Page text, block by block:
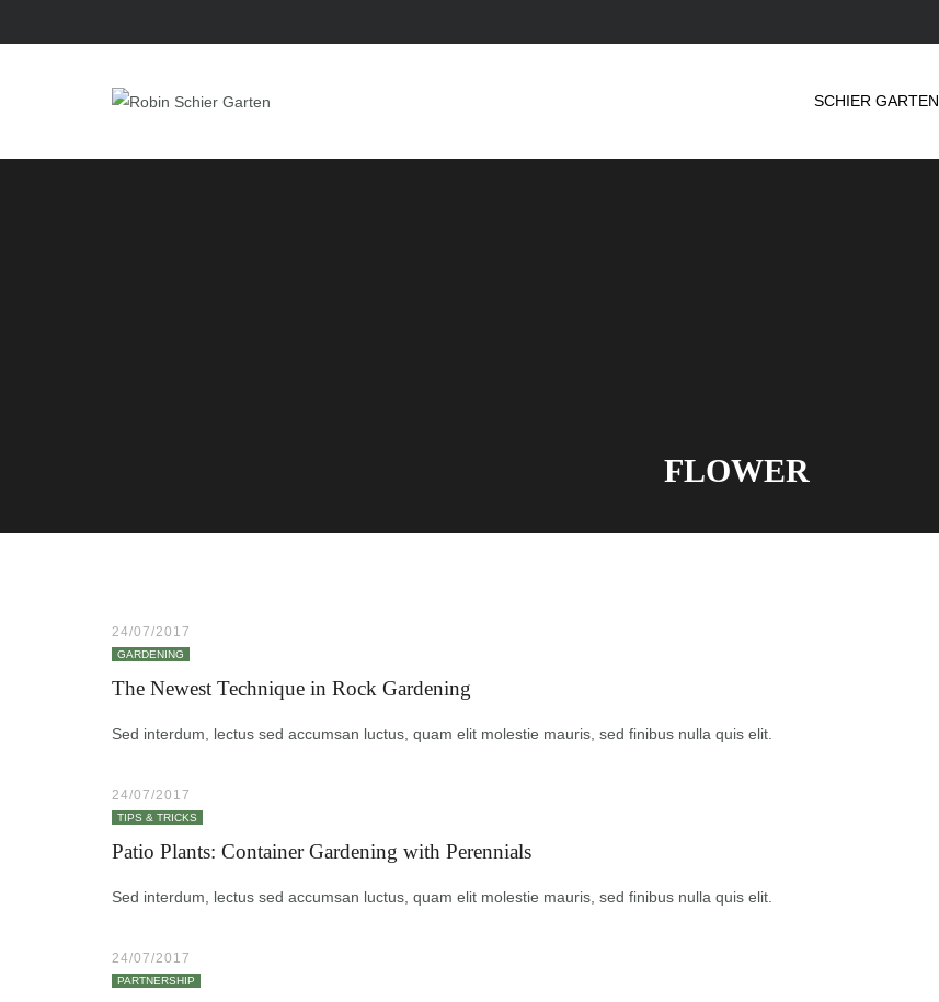
SCHIER GARTEN
FLOWER
24/07/2017
GARDENING
The Newest Technique in Rock Gardening
Sed interdum, lectus sed accumsan luctus, quam elit molestie mauris, sed finibus nulla quis elit.
24/07/2017
TIPS & TRICKS
Patio Plants: Container Gardening with Perennials
Sed interdum, lectus sed accumsan luctus, quam elit molestie mauris, sed finibus nulla quis elit.
24/07/2017
PARTNERSHIP